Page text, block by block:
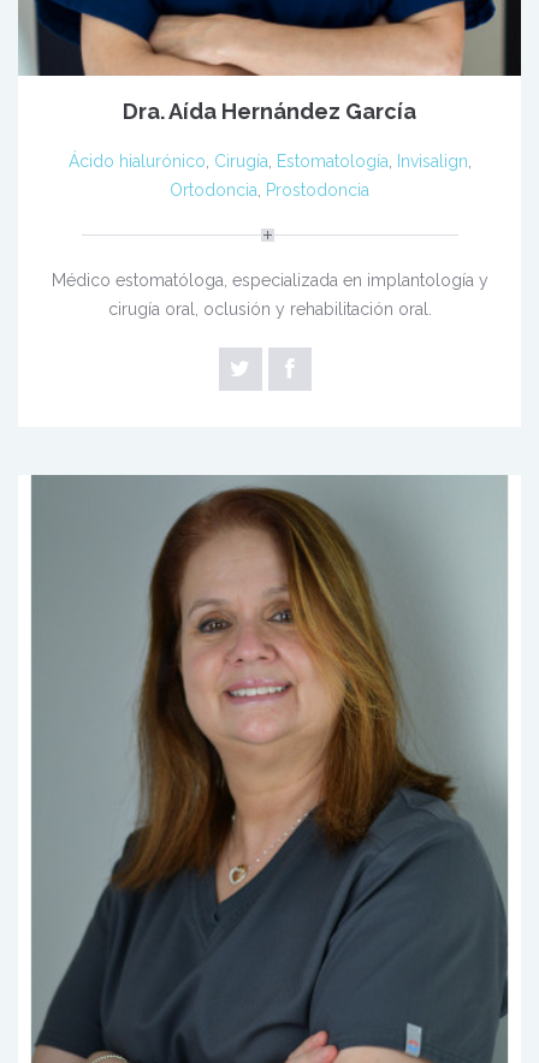
Dra. Aída Hernández García
Ácido hialurónico, Cirugía, Estomatología, Invisalign,
Ortodoncia, Prostodoncia
Médico estomatóloga, especializada en implantología y
cirugía oral, oclusión y rehabilitación oral.